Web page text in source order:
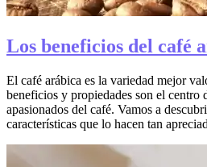
Los beneficios del café
El café arábica es la variedad mejor
beneficios y propiedades son el centro
apasionados del café. Vamos a
características que lo hacen tan